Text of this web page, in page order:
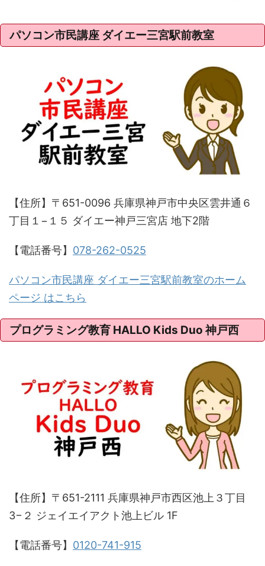
パソコン市民講座 ダイエー三宮駅前教室
【住所】〒651-0096 兵庫県神戸市中央区雲井通６
丁目１−１５ ダイエー神戸三宮店 地下2階
【電話番号】 078-262-0525
パソコン市民講座 ダイエー三宮駅前教室のホーム
ページ はこちら
プログラミング教育 HALLO Kids Duo 神戸西
【住所】〒651-2111 兵庫県神戸市西区池上３丁目
3−２ ジェイエイアクト池上ビル 1F
【電話番号】 0120-741-915